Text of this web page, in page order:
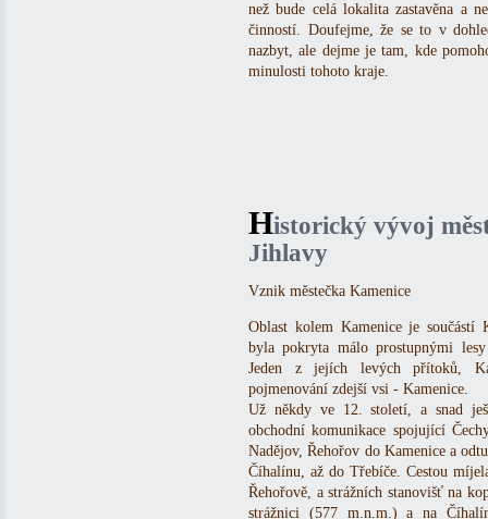
než bude celá lokalita zastavěna a
činností. Doufejme, že se to v
nazbyt, ale dejme je tam, kde
minulosti tohoto kraje.
Historický vývoj
Jihlavy
Vznik městečka Kamenice
Oblast kolem Kamenice je
byla pokryta málo prostupnými
Jeden z jejích levých přítoků,
pojmenování zdejší vsi - Kamenice.
Už někdy ve 12. století, a snad
obchodní komunikace spojující
Nadějov, Řehořov do Kamenice a
Číhalínu, až do Třebíče. Cestou
Řehořově, a strážních stanovišť na
strážnici (577 m.n.m.) a na